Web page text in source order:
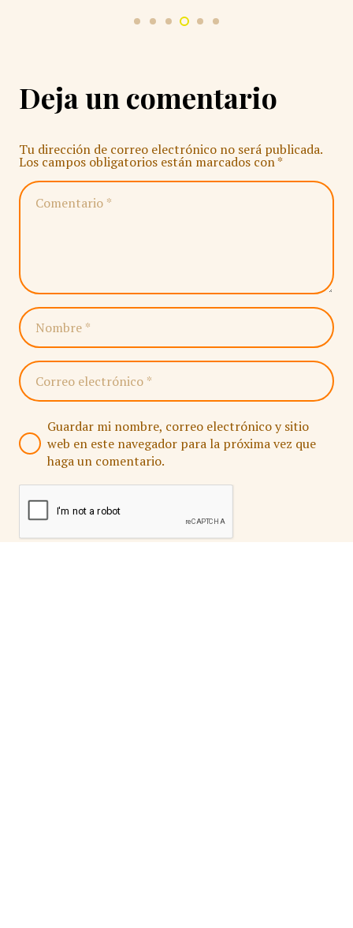
Deja un comentario
Tu dirección de correo electrónico no será publicada.
Los campos obligatorios están marcados con*
Guardar mi nombre, correo electrónico y sitio
web en este navegador para la próxima vez que
haga un comentario.